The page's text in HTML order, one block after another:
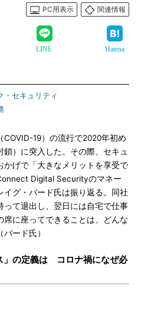
PC用表示
関連情報
LINE Hatena
・セキュリティ
19）の流行で2020年初め
）に突入した。その際、セキュ
かげで「大きなメリットを享受で
Digital Securityのマネー
グ・バード氏は振り返る。同社
て退出し、翌日には自宅で仕事
に座ってできることは、どんな
ード氏）
」の定義は コロナ禍になぜ必